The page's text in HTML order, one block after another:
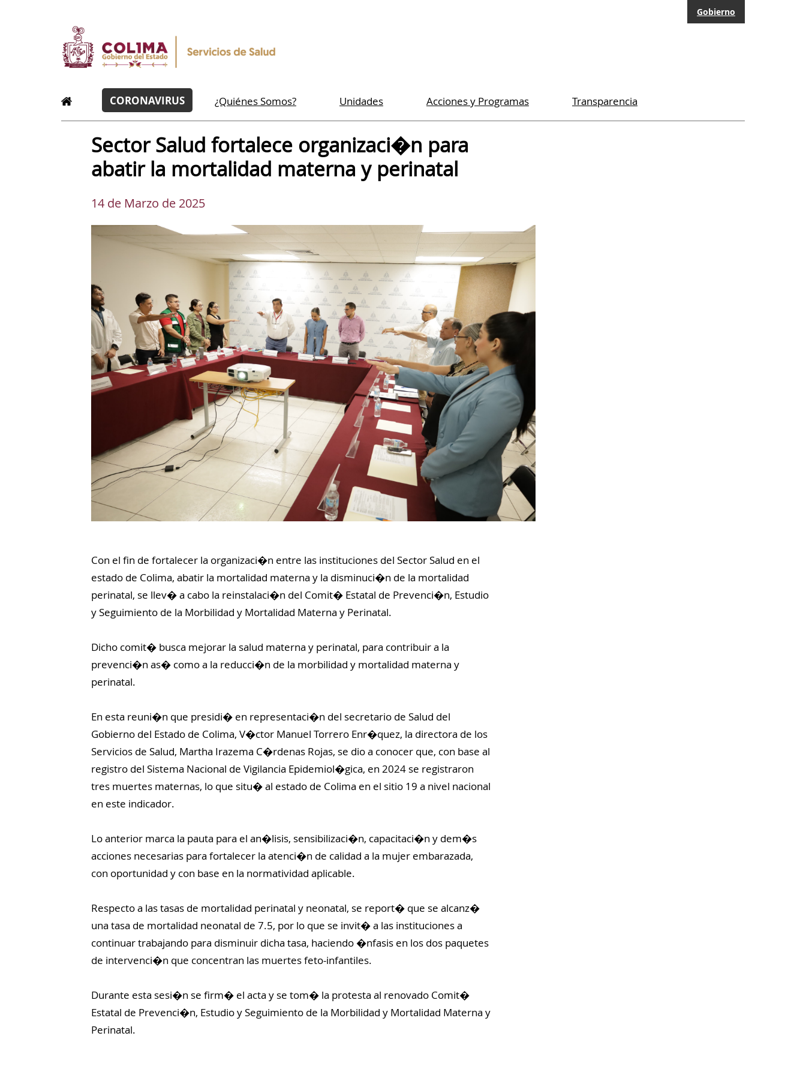
Gobierno
CORONAVIRUS ¿Quiénes Somos? Unidades Acciones y Programas Transparencia
Sector Salud fortalece organizaci�n para
abatir la mortalidad materna y perinatal
14 de Marzo de 2025
Con el fin de fortalecer la organizaci�n entre las instituciones del Sector Salud en el
estado de Colima, abatir la mortalidad materna y la disminuci�n de la mortalidad
perinatal, se llev� a cabo la reinstalaci�n del Comit� Estatal de Prevenci�n, Estudio
y Seguimiento de la Morbilidad y Mortalidad Materna y Perinatal.
Dicho comit� busca mejorar la salud materna y perinatal, para contribuir a la
prevenci�n as� como a la reducci�n de la morbilidad y mortalidad materna y
perinatal.
En esta reuni�n que presidi� en representaci�n del secretario de Salud del
Gobierno del Estado de Colima, V�ctor Manuel Torrero Enr�quez, la directora de los
Servicios de Salud, Martha Irazema C�rdenas Rojas, se dio a conocer que, con base al
registro del Sistema Nacional de Vigilancia Epidemiol�gica, en 2024 se registraron
tres muertes maternas, lo que situ� al estado de Colima en el sitio 19 a nivel nacional
en este indicador.
Lo anterior marca la pauta para el an�lisis, sensibilizaci�n, capacitaci�n y dem�s
acciones necesarias para fortalecer la atenci�n de calidad a la mujer embarazada,
con oportunidad y con base en la normatividad aplicable.
Respecto a las tasas de mortalidad perinatal y neonatal, se report� que se alcanz�
una tasa de mortalidad neonatal de 7.5, por lo que se invit� a las instituciones a
continuar trabajando para disminuir dicha tasa, haciendo �nfasis en los dos paquetes
de intervenci�n que concentran las muertes feto-infantiles.
Durante esta sesi�n se firm� el acta y se tom� la protesta al renovado Comit�
Estatal de Prevenci�n, Estudio y Seguimiento de la Morbilidad y Mortalidad Materna y
Perinatal.